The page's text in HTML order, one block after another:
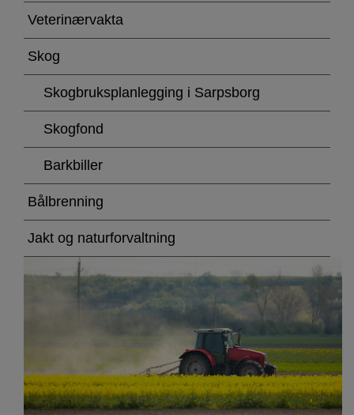
Veterinærvakta
Skog
Skogbruksplanlegging i Sarpsborg
Skogfond
Barkbiller
Bålbrenning
Jakt og naturforvaltning